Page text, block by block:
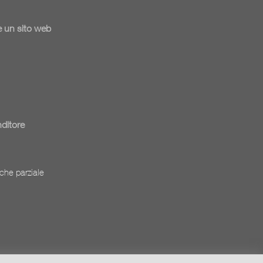
un sito web
parziale